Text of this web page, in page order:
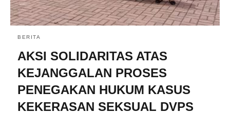
BERITA
AKSI SOLIDARITAS ATAS
KEJANGGALAN PROSES
PENEGAKAN HUKUM KASUS
KEKERASAN SEKSUAL DVPS